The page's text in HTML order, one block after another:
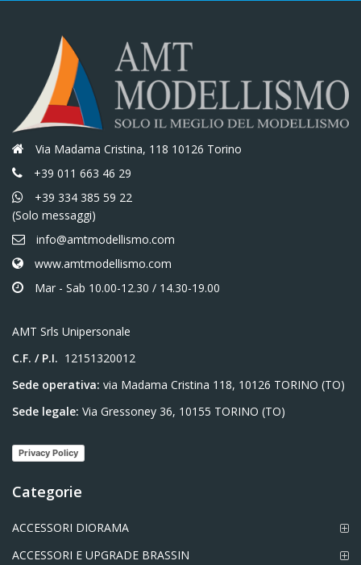
Via Madama Cristina, 118 10126 Torino
+39 011 663 46 29
+39 334 385 59 22
(Solo messaggi)
info@amtmodellismo.com
www.amtmodellismo.com
Mar - Sab 10.00-12.30 / 14.30-19.00
AMT Srls Unipersonale
C.F. / P.I. 12151320012
Sede operativa: via Madama Cristina 118, 10126 TORINO (TO)
Sede legale: Via Gressoney 36, 10155 TORINO (TO)
Privacy Policy
Categorie
ACCESSORI DIORAMA
ACCESSORI E UPGRADE BRASSIN